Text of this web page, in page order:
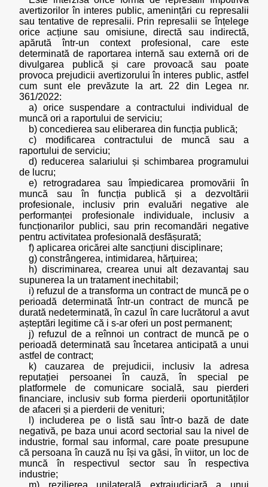
avertizorilor în interes public, amenințări cu represalii
sau tentative de represalii. Prin represalii se înțelege
orice acțiune sau omisiune, directă sau indirectă,
apărută într-un context profesional, care este
determinată de raportarea internă sau externă ori de
divulgarea publică și care provoacă sau poate
provoca prejudicii avertizorului în interes public, astfel
cum sunt ele prevăzute la art. 22 din Legea nr.
361/2022:
a) orice suspendare a contractului individual de
muncă ori a raportului de serviciu;
b) concedierea sau eliberarea din funcția publică;
c) modificarea contractului de muncă sau a
raportului de serviciu;
d) reducerea salariului și schimbarea programului
de lucru;
e) retrogradarea sau împiedicarea promovării în
muncă sau în funcția publică și a dezvoltării
profesionale, inclusiv prin evaluări negative ale
performanței profesionale individuale, inclusiv a
funcționarilor publici, sau prin recomandări negative
pentru activitatea profesională desfășurată;
f) aplicarea oricărei alte sancțiuni disciplinare;
g) constrângerea, intimidarea, hărțuirea;
h) discriminarea, crearea unui alt dezavantaj sau
supunerea la un tratament inechitabil;
i) refuzul de a transforma un contract de muncă pe o
perioadă determinată într-un contract de muncă pe
durată nedeterminată, în cazul în care lucrătorul a avut
așteptări legitime că i s-ar oferi un post permanent;
j) refuzul de a reînnoi un contract de muncă pe o
perioadă determinată sau încetarea anticipată a unui
astfel de contract;
k) cauzarea de prejudicii, inclusiv la adresa
reputației persoanei în cauză, în special pe
platformele de comunicare socială, sau pierderi
financiare, inclusiv sub forma pierderii oportunităților
de afaceri și a pierderii de venituri;
l) includerea pe o listă sau într-o bază de date
negativă, pe baza unui acord sectorial sau la nivel de
industrie, formal sau informal, care poate presupune
că persoana în cauză nu își va găsi, în viitor, un loc de
muncă în respectivul sector sau în respectiva
industrie;
m) rezilierea unilaterală extrajudiciară a unui